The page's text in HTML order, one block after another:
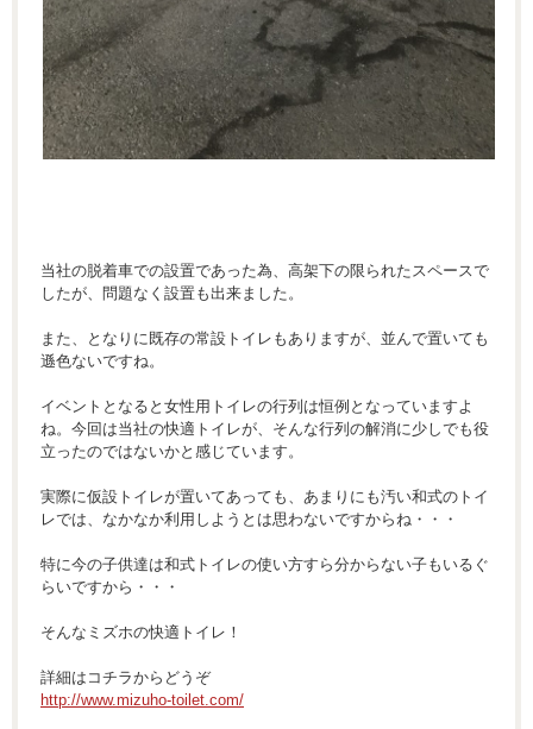
当社の脱着車での設置であった為、高架下の限られたスペースで
したが、問題なく設置も出来ました。
また、となりに既存の常設トイレもありますが、並んで置いても
遜色ないですね。
イベントとなると女性用トイレの行列は恒例となっていますよ
ね。今回は当社の快適トイレが、そんな行列の解消に少しでも役
立ったのではないかと感じています。
実際に仮設トイレが置いてあっても、あまりにも汚い和式のトイ
レでは、なかなか利用しようとは思わないですからね・・・
特に今の子供達は和式トイレの使い方すら分からない子もいるぐ
らいですから・・・
そんなミズホの快適トイレ！
詳細はコチラからどうぞ
http://www.mizuho-toilet.com/